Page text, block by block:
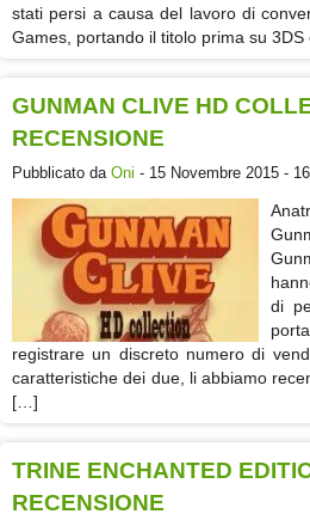
stati persi a causa del lavoro di
Games, portando il titolo prima su
GUNMAN CLIVE HD
RECENSIONE
Pubblicato da Oni - 15 Novembre 2015 -
di
registrare un discreto numero di
caratteristiche dei due, li abbiamo
[…]
TRINE ENCHANTED
RECENSIONE